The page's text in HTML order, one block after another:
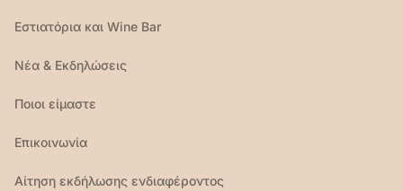
Εστιατόρια και Wine Bar
Νέα & Εκδηλώσεις
Ποιοι είμαστε
Επικοινωνία
Αίτηση εκδήλωσης ενδιαφέροντος